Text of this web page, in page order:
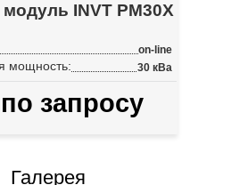
INVT PM30X
on-line
мощность: 30 кВа
по запросу
Галерея